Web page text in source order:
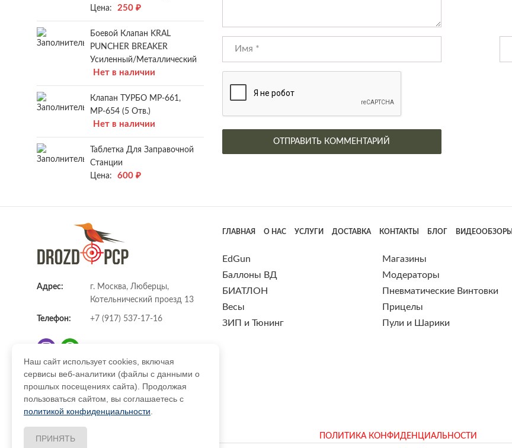
Цена:
250 ₽
Боевой Клапан KRAL
PUNCHER BREAKER
Усиленный/металлический
Нет в наличии
Клапан ТУРБО МР-661,
МР-654 (5 Отв.)
Нет в наличии
Таблетка Для Заправочной
Станции
Цена:
600 ₽
Адрес:
г. Москва, Люберцы,
Котельнический проезд 13
Телефон: +7 (917) 537-17-16
E-mail: info@DrozdPcp.ru
ГЛАВНАЯ О НАС УСЛУГИ ДОСТАВКА КОНТАКТЫ БЛОГ ВИДЕООБЗОРЫ
EdGun
Баллоны ВД
БИАТЛОН
Весы
ЗИП и Тюнинг
Магазины
Модераторы
Пневматические Винтовки
Прицелы
Пули и Шарики
ПОЛИТИКА КОНФИДЕНЦИАЛЬНОСТИ
Наш сайт использует cookies, включая
сервисы веб-аналитики (файлы с данными о
прошлых посещениях сайта). Продолжая
пользоваться сайтом, вы соглашаетесь с
политикой конфиденциальности
ПРИНЯТЬ